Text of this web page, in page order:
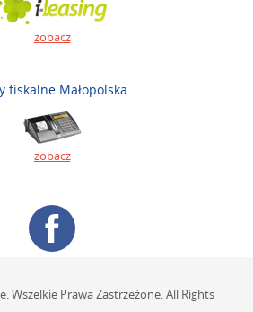
zobacz
fiskalne Małopolska
zobacz
Wszelkie Prawa Zastrzeżone. All Rights